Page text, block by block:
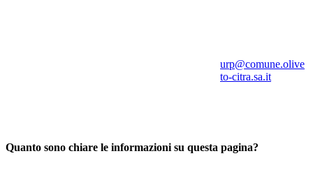
urp@comune.olive
to-citra.sa.it
Quanto sono chiare le informazioni su questa pagina?